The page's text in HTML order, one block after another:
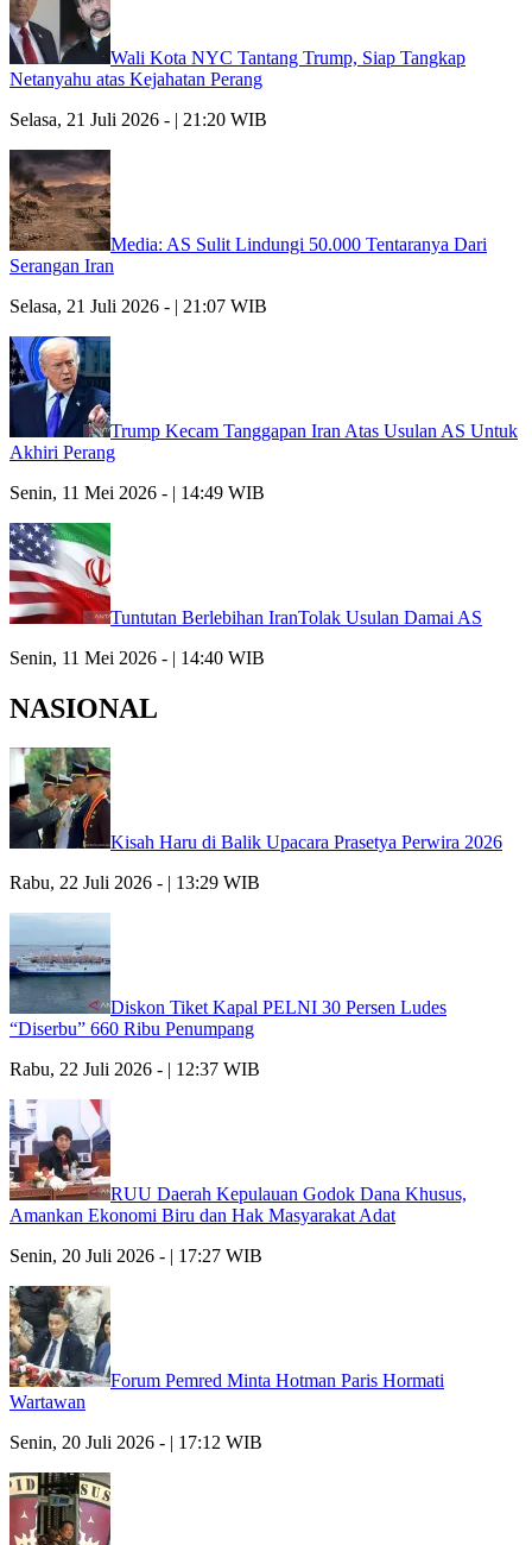
Wali Kota NYC Tantang Trump, Siap Tangkap
Netanyahu atas Kejahatan Perang
Selasa, 21 Juli 2026 - | 21:20 WIB
Media: AS Sulit Lindungi 50.000 Tentaranya Dari
Serangan Iran
Selasa, 21 Juli 2026 - | 21:07 WIB
Trump Kecam Tanggapan Iran Atas Usulan AS Untuk
Akhiri Perang
Senin, 11 Mei 2026 - | 14:49 WIB
Tuntutan Berlebihan IranTolak Usulan Damai AS
Senin, 11 Mei 2026 - | 14:40 WIB
NASIONAL
Kisah Haru di Balik Upacara Prasetya Perwira 2026
Rabu, 22 Juli 2026 - | 13:29 WIB
Diskon Tiket Kapal PELNI 30 Persen Ludes
“Diserbu” 660 Ribu Penumpang
Rabu, 22 Juli 2026 - | 12:37 WIB
RUU Daerah Kepulauan Godok Dana Khusus,
Amankan Ekonomi Biru dan Hak Masyarakat Adat
Senin, 20 Juli 2026 - | 17:27 WIB
Forum Pemred Minta Hotman Paris Hormati
Wartawan
Senin, 20 Juli 2026 - | 17:12 WIB